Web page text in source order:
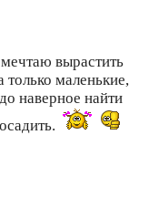
вырастить
маленькие,
наверное найти